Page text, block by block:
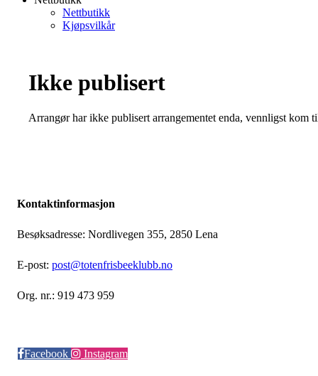
Nettbutikk
Kjøpsvilkår
Ikke publisert
Arrangør har ikke publisert arrangementet enda, vennligst kom
Kontaktinformasjon
Besøksadresse: Nordlivegen 355, 2850 Lena
E-post: post@totenfrisbeeklubb.no
Org. nr.: 919 473 959
Facebook Instagram